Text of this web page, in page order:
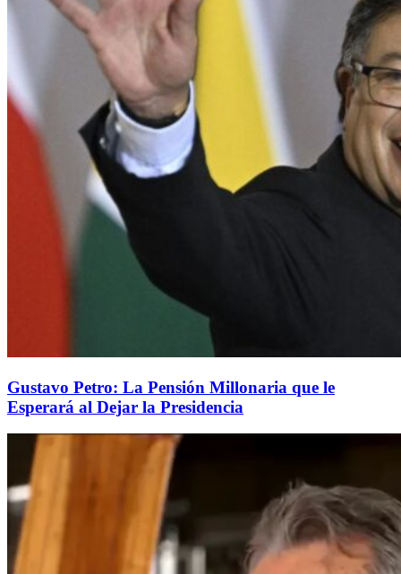
Gustavo Petro: La Pensión Millonaria que le
Esperará al Dejar la Presidencia